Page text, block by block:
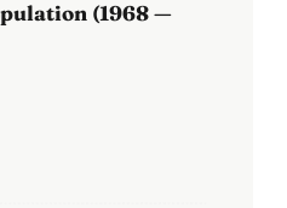
(1968 —